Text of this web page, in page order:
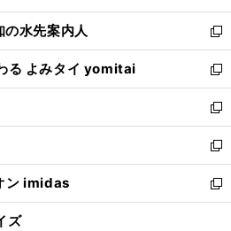
開
く
ン
ド
ウ
で
開
く
ウ
ィ
ン
ド
ウ
で
開
く
し
い
ウ
ィ
ン
ド
ウ
で
開
く
水先案内人
新
し
い
ウ
ィ
ン
ド
ウ
で
開
る よみタイ yomitai
新
し
い
ウ
ィ
ン
ド
ウ
新
し
い
ウ
ィ
ン
新
し
い
ウ
ン imidas
新
し
ズ